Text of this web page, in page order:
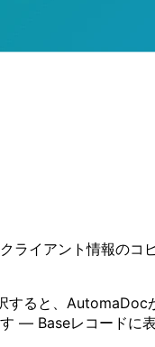
イアント情報のコ
ると、
— Baseレコードに表